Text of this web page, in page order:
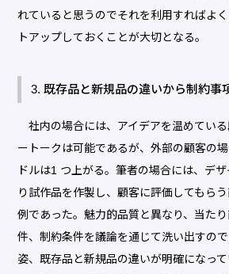
れていると思うのでそれを利用すればよ
トアップしておくことが大切となる。
3. 既存品と新規品の違いから制約事
社内の場合には、アイデアを温めてい
ートークは可能であるが、外部の顧客の
ドルは1 つ上がる。筆者の場合には、デ
り試作品を作製し、顧客に評価してもら
例であった。魅力的品質と異なり、当た
件、制約条件を議論を通じて洗い出すの
姿、既存品と新規品の違いが明確になっ